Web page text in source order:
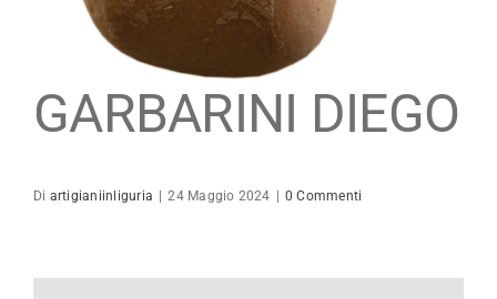
Modulistica
Contatti
GARBARINI DIEGO
Di artigianiinliguria 24 Maggio 2024 0 Commenti